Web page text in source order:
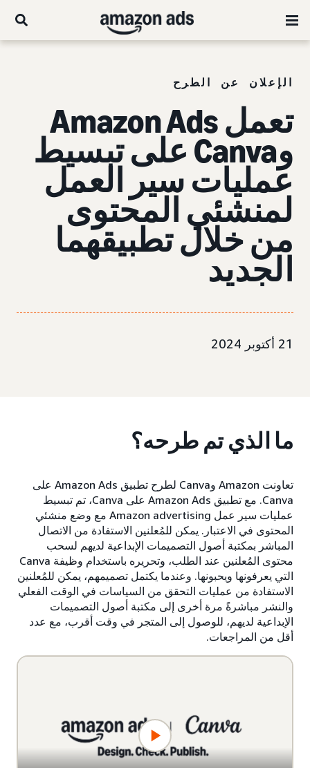
الإعلان عن الطرح
تعمل Amazon Ads
وCanva على تبسيط
عمليات سير العمل
لمنشئي المحتوى
من خلال تطبيقهما
الجديد
21 أكتوبر 2024
ما الذي تم طرحه؟
تعاونت Amazon وCanva لطرح تطبيق Amazon Ads على
Canva. مع تطبيق Amazon Ads على Canva، تم تبسيط
عمليات سير عمل Amazon advertising مع وضع منشئي
المحتوى في الاعتبار. يمكن للمُعلنين الاستفادة من الاتصال
المباشر بمكتبة أصول التصميمات الإبداعية لديهم لسحب
محتوى المُعلنين عند الطلب، وتحريره باستخدام وظيفة Canva
التي يعرفونها ويحبونها. وعندما يكتمل تصميمهم، يمكن للمُعلنين
الاستفادة من عمليات التحقق من السياسات في الوقت الفعلي
والنشر مباشرةً مرة أخرى إلى مكتبة أصول التصميمات
الإبداعية لديهم، للوصول إلى المتجر في وقت أقرب، مع عدد
أقل من المراجعات.